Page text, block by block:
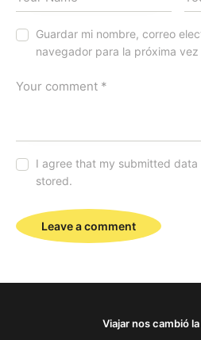
Guardar mi nombre, correo
navegador para la próxima
I agree that my submitted
stored.
Viajarnos cambió